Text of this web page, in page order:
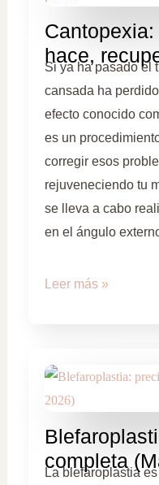
hace,
Si ya ha pasado el
cansada ha
efecto conocido
es un
corregir esos
rejuveneciendo tu
se lleva a cabo
en el ángulo
Leer más »
completa
La blefaroplastia